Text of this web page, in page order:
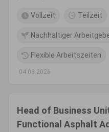
Vollzeit Teilzeit
Nachhaltiger
Flexible Arbeitszeiten
04.08.2026
Head of Business
Functional Asphalt